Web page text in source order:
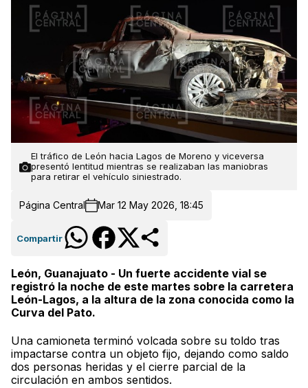
El tráfico de León hacia Lagos de Moreno y viceversa
presentó lentitud mientras se realizaban las maniobras
para retirar el vehículo siniestrado.
Página Central Mar 12 May 2026, 18:45
Compartir
León, Guanajuato - Un fuerte accidente vial se
registró la noche de este martes sobre la carretera
León-Lagos, a la altura de la zona conocida como la
Curva del Pato.
Una camioneta terminó volcada sobre su toldo tras
impactarse contra un objeto fijo, dejando como saldo
dos personas heridas y el cierre parcial de la
circulación en ambos sentidos.